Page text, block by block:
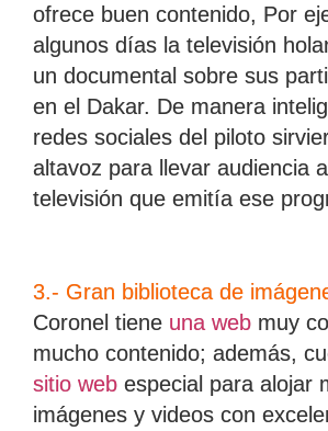
ofrece buen contenido, Por
algunos días la televisión
un documental sobre sus
en el Dakar. De manera
redes sociales del piloto
altavoz para llevar audiencia
televisión que emitía ese
3.- Gran biblioteca de
Coronel tiene una web muy
mucho contenido; además,
sitio web especial para alojar
imágenes y videos con